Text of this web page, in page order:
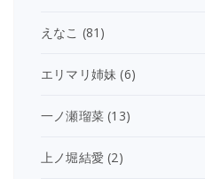
えなこ (81)
エリマリ姉妹 (6)
一ノ瀬瑠菜 (13)
上ノ堀結愛 (2)